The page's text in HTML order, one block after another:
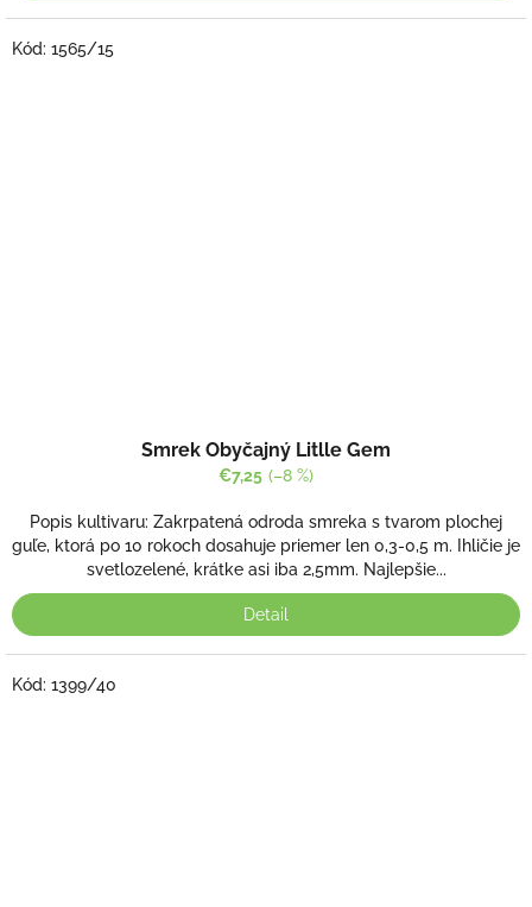
Smrek Obyčajný Litlle Gem
€7,25 (–8 %)
Popis kultivaru: Zakrpatená odroda smreka s tvarom plochej
guľe, ktorá po 10 rokoch dosahuje priemer len 0,3-0,5 m. Ihličie je
svetlozelené, krátke asi iba 2,5mm. Najlepšie...
Detail
Kód: 1565/15
Kód: 1399/40